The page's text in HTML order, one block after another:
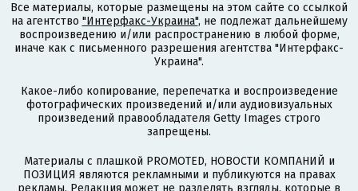
Все материалы, которые размещены на этом сайте со ссылкой
на агентство "Интерфакс-Украина", не подлежат дальнейшему
воспроизведению и/или распространению в любой форме,
иначе как с письменного разрешения агентства "Интерфакс-
Украина".
Какое-либо копирование, перепечатка и воспроизведение
фотографических произведений и/или аудиовизуальных
произведений правообладателя Getty Images строго
запрещены.
Материалы с плашкой PROMOTED, НОВОСТИ КОМПАНИЙ и
ПОЗИЦИЯ являются рекламными и публикуются на правах